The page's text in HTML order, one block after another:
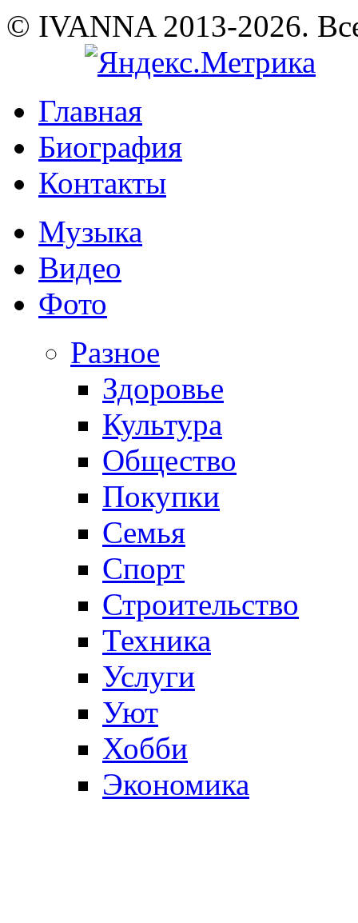
© IVANNA 2013-2026.
Главная
Биография
Контакты
Музыка
Видео
Фото
Разное
Здоровье
Культура
Общество
Покупки
Семья
Спорт
Строительство
Техника
Услуги
Уют
Хобби
Экономика